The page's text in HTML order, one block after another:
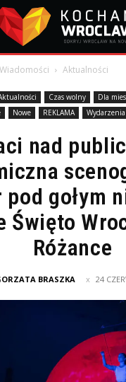
Wiadomości Aktualności
Czas wolny Dla
Nowe REKLAMA Wydarzenia
nad
gołym
Święto
Różance
BRASZKA 24